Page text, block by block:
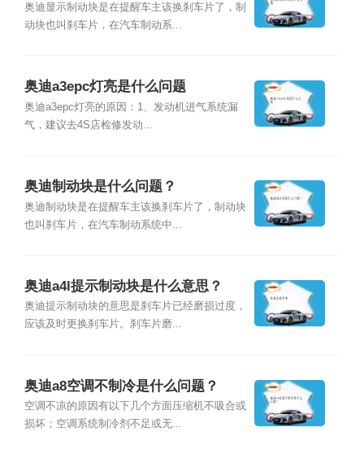
奥迪显示制动块是在提醒车主该换刹车片了，制
动块也叫刹车片，在汽车制动系...
奥迪a3epc灯亮是什么问题
奥迪a3epc灯亮的原因：1、发动机进气系统漏
气，建议去4S店检修发动...
奥迪制动块是什么问题？
奥迪制动块是在提醒车主该换刹车片了，制动块
也叫刹车片，在汽车制动系统中...
奥迪a4l提示制动块是什么意思？
奥迪提示制动块的意思是刹车片已经磨损过度，
应该及时更换刹车片。刹车片磨...
奥迪a8空调不制冷是什么问题？
空调不凉的原因有以下几个方面压缩机不吸合或
损坏；空调系统制冷剂不足或无...